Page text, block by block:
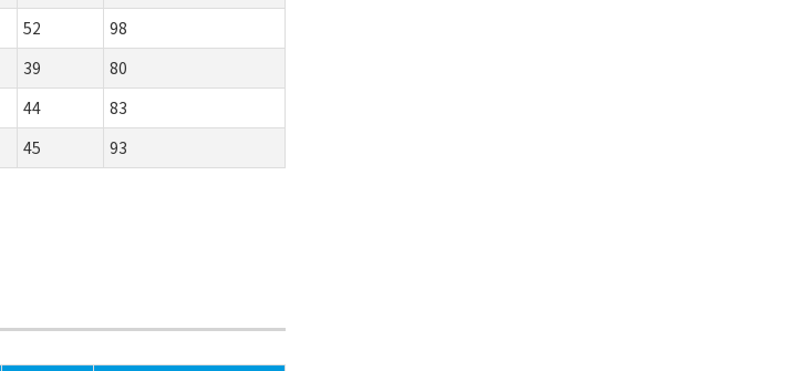
52
98
39
80
44
83
45
93